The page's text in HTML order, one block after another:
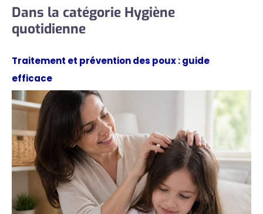
Dans la catégorie Hygiène
quotidienne
Traitement et prévention des poux : guide
efficace